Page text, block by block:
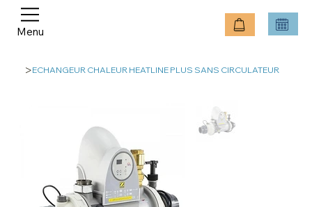
Menu
>ECHANGEUR CHALEUR HEATLINE PLUS SANS CIRCULATEUR